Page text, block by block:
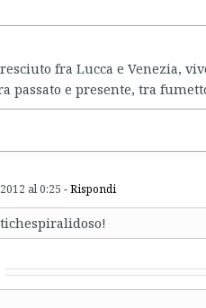
fra Lucca e Venezia,
passato e presente, tra
al 0:25 - Rispondi